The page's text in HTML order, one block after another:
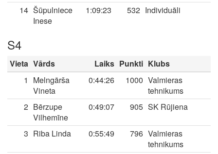
14 Šūpulniece
Inese
1:09:23 532 Individuāli
S4
Vieta Vārds Laiks Punkti Klubs
1
Melngārša
Vineta
0:44:26 1000 Valmieras
tehnikums
2 Bērzupe
Vilhemīne
0:49:07 905 SK Rūjiena
3 Riba Linda 0:55:49 796 Valmieras
tehnikums